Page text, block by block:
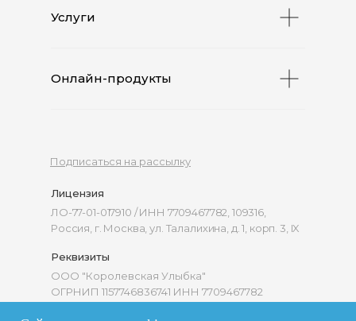
Услуги
Онлайн-продукты
ЛО-77-01-017910 / ИНН 7709467782, 109316,
Россия, г. Москва, ул. Талалихина, д. 1, корп. 3, IX
Лицензия
ООО "Королевская Улыбка"
ОГРНИП 1157746836741 ИНН 7709467782
Реквизиты
Подписаться на рассылку